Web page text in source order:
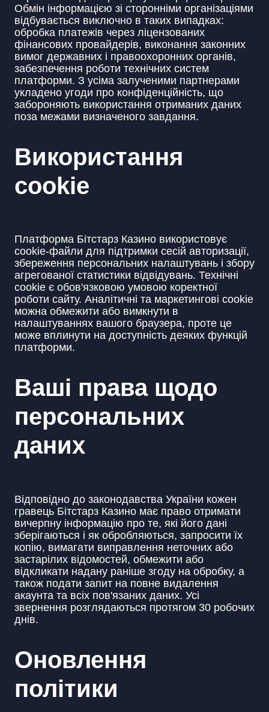
Обмін інформацією зі сторонніми організаціями
відбувається виключно в таких випадках:
обробка платежів через ліцензованих
фінансових провайдерів, виконання законних
вимог державних і правоохоронних органів,
забезпечення роботи технічних систем
платформи. З усіма залученими партнерами
укладено угоди про конфіденційність, що
забороняють використання отриманих даних
поза межами визначеного завдання.
Використання
cookie
Платформа Бітстарз Казино використовує
cookie-файли для підтримки сесій авторизації,
збереження персональних налаштувань і збору
агрегованої статистики відвідувань. Технічні
cookie є обов'язковою умовою коректної
роботи сайту. Аналітичні та маркетингові cookie
можна обмежити або вимкнути в
налаштуваннях вашого браузера, проте це
може вплинути на доступність деяких функцій
платформи.
Ваші права щодо
персональних
даних
Відповідно до законодавства України кожен
гравець Бітстарз Казино має право отримати
вичерпну інформацію про те, які його дані
зберігаються і як обробляються, запросити їх
копію, вимагати виправлення неточних або
застарілих відомостей, обмежити або
відкликати надану раніше згоду на обробку, а
також подати запит на повне видалення
акаунта та всіх пов'язаних даних. Усі
звернення розглядаються протягом 30 робочих
днів.
Оновлення
політики